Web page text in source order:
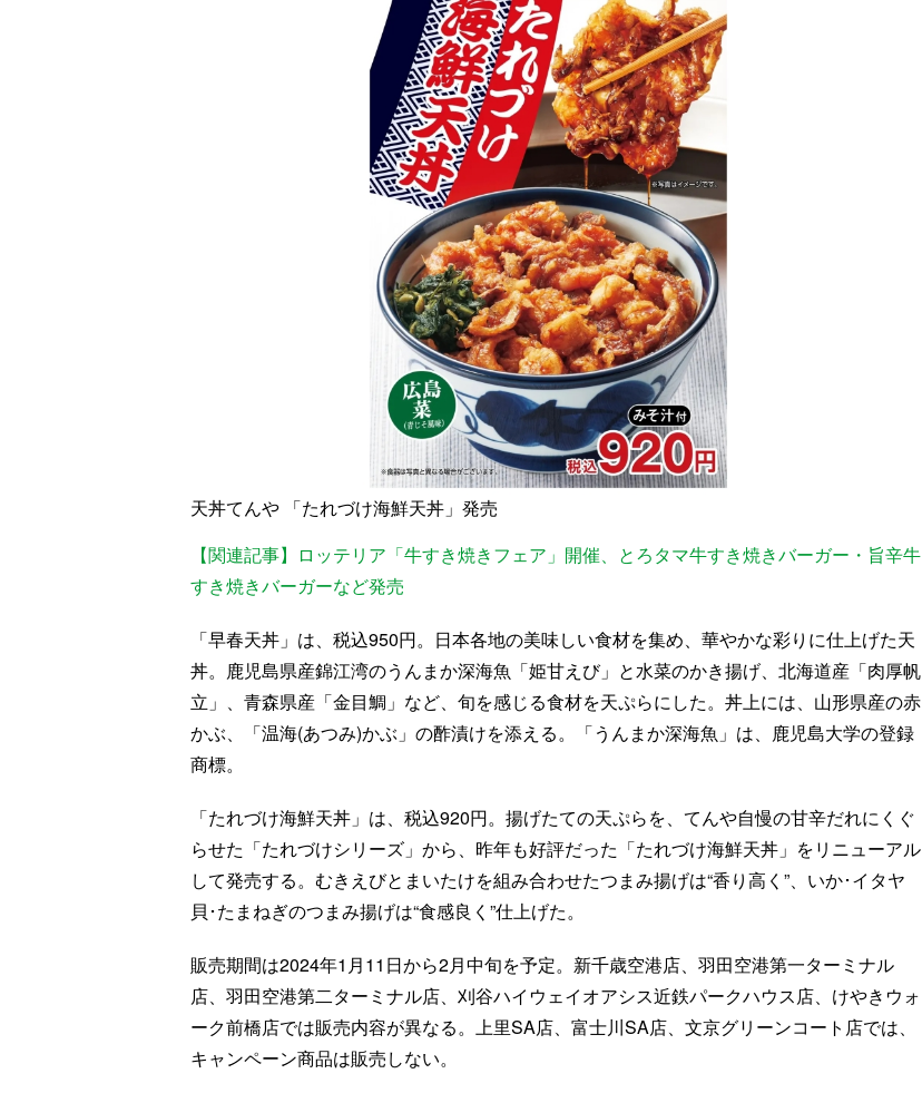
天丼てんや 「たれづけ海鮮天丼」発売
【関連記事】ロッテリア「牛すき焼きフェア」開催、とろタマ牛すき焼きバーガー・旨辛牛
すき焼きバーガーなど発売
「早春天丼」は、税込950円。日本各地の美味しい食材を集め、華やかな彩りに仕上げた天
丼。鹿児島県産錦江湾のうんまか深海魚「姫甘えび」と水菜のかき揚げ、北海道産「肉厚帆
立」、青森県産「金目鯛」など、旬を感じる食材を天ぷらにした。丼上には、山形県産の赤
かぶ、「温海(あつみ)かぶ」の酢漬けを添える。「うんまか深海魚」は、鹿児島大学の登録
商標。
「たれづけ海鮮天丼」は、税込920円。揚げたての天ぷらを、てんや自慢の甘辛だれにくぐ
らせた「たれづけシリーズ」から、昨年も好評だった「たれづけ海鮮天丼」をリニューアル
して発売する。むきえびとまいたけを組み合わせたつまみ揚げは“香り高く”、いか･イタヤ
貝･たまねぎのつまみ揚げは“食感良く”仕上げた。
販売期間は2024年1月11日から2月中旬を予定。新千歳空港店、羽田空港第一ターミナル
店、羽田空港第二ターミナル店、刈谷ハイウェイオアシス近鉄パークハウス店、けやきウォ
ーク前橋店では販売内容が異なる。上里SA店、富士川SA店、文京グリーンコート店では、
キャンペーン商品は販売しない。